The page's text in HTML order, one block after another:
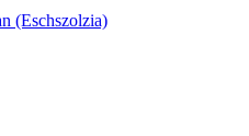
(Eschszolzia)